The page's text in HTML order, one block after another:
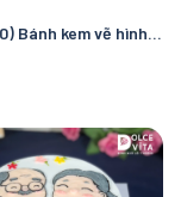
[1974] (90) Bánh kem vẽ hình Mẹ và Con - Ngọt ngào tình mẫu tử